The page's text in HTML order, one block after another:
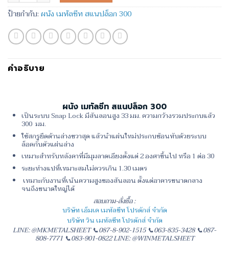
ป้ายกำกับ: ผนัง เมทัลชีท สแนปล็อก 300
คำอธิบาย
ผนัง เมทัลชีท สแนปล็อก 300
เป็นระบบ Snap Lock มีสันลอนสูง 33 มม. ความกว้างรวมประกบแล้ว
300 มม.
ใช้สกรูยึดด้านล่างขวาสุด แล้วนำแผ่นใหม่ประกบซ้อนทับด้วยระบบ
ล็อคกับตัวแผ่นล่าง
เหมาะสำหรับหลังคาที่มีมุมลาดเอียงตั้งแต่ 2 องศาขึ้นไป หรือ 1 ต่อ 30
ระยะห่างแปที่เหมาะสมไม่ควรเกิน 1.30 เมตร
เหมาะกับงานที่เน้นความสูงของสันลอน ตั้งแต่อาคารขนาดกลาง
จนถึงขนาดใหญ่ได้
สอบถาม-สั่งซื้อ :
บริษัท เอ็มเค เมทัลชีท โปรดักส์ จำกัด
บริษัท วิน เมทัลชีท โปรดักส์ จำกัด
LINE: @MKMETALSHEET 📞087-8-902-1515 📞063-835-3428 📞087-
808-7771 📞083-901-0822 LINE: @WINMETALSHEET